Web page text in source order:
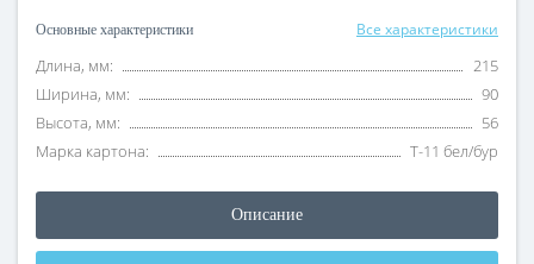
Основные характеристики Все характеристики
Длина, мм:
215
Ширина, мм:
90
Высота, мм:
56
Марка картона:
Т-11 бел/бур
Описание